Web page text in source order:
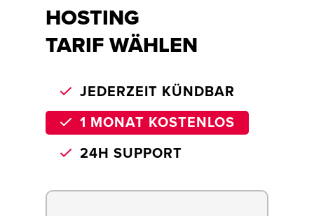
HOSTING
TARIF WÄHLEN
JEDERZEIT KÜNDBAR
1 MONAT KOSTENLOS
24H SUPPORT